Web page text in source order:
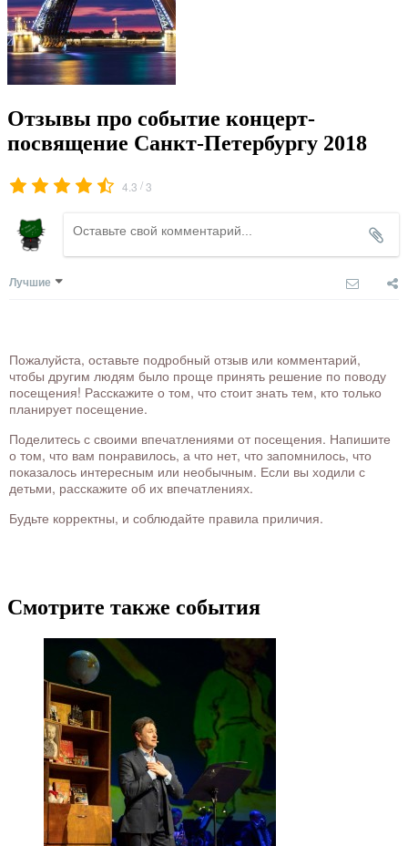
Отзывы про событие концерт-
посвящение Санкт-Петербургу 2018
4.3 /3
Лучшие
Пожалуйста, оставьте подробный отзыв или комментарий,
чтобы другим людям было проще принять решение по поводу
посещения! Расскажите о том, что стоит знать тем, кто только
планирует посещение.
Поделитесь с своими впечатлениями от посещения. Напишите
о том, что вам понравилось, а что нет, что запомнилось, что
показалось интересным или необычным. Если вы ходили с
детьми, расскажите об их впечатлениях.
Будьте корректны, и соблюдайте правила приличия.
Смотрите также события